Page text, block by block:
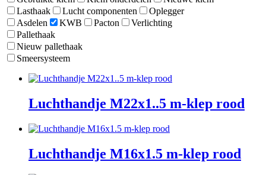
Lasthaak
Lucht componenten
Oplegger
Asdelen
KWB Pacton
Verlichting
Pallethaak
Nieuw pallethaak
Smeersysteem
Luchthandje M22x1..5 m-klep rood
Luchthandje M16x1.5 m-klep rood